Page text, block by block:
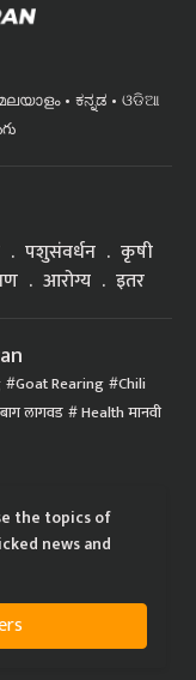
ಕನ್ನಡ
ଓଡିଆ
पशुसंवर्धन
कृषी
आरोग्य इतर
Goat Rearing Chili
लागवड Health मानवी
the topics of
news and